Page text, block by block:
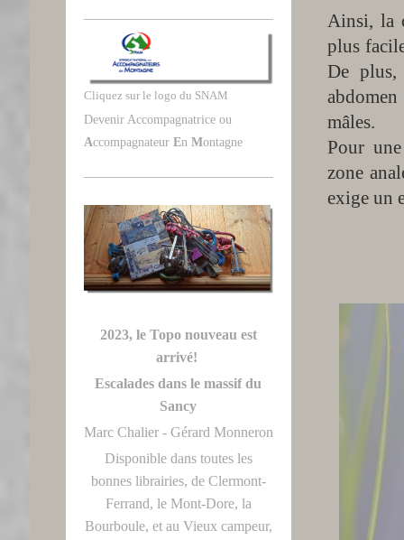
Ainsi, la
plus
De plus,
mâles.
Pour
zone
exige un
Cliquez sur le logo du SNAM
Devenir Accompagnatrice ou
Accompagnateur En Montagne
2023, le Topo nouveau est
arrivé!
Escalades dans le massif du
Sancy
Marc Chalier - Gérard Monneron
Disponible dans toutes les
bonnes librairies, de Clermont-
Ferrand, le Mont-Dore, la
Bourboule, et au Vieux campeur,